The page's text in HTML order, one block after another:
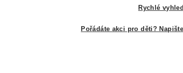
Rychlé
Pořádáte akci pro děti?